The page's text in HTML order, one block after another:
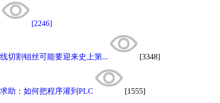
[2246]
线切割钼丝可能要迎来史上第... [3348]
求助：如何把程序灌到PLC [1555]